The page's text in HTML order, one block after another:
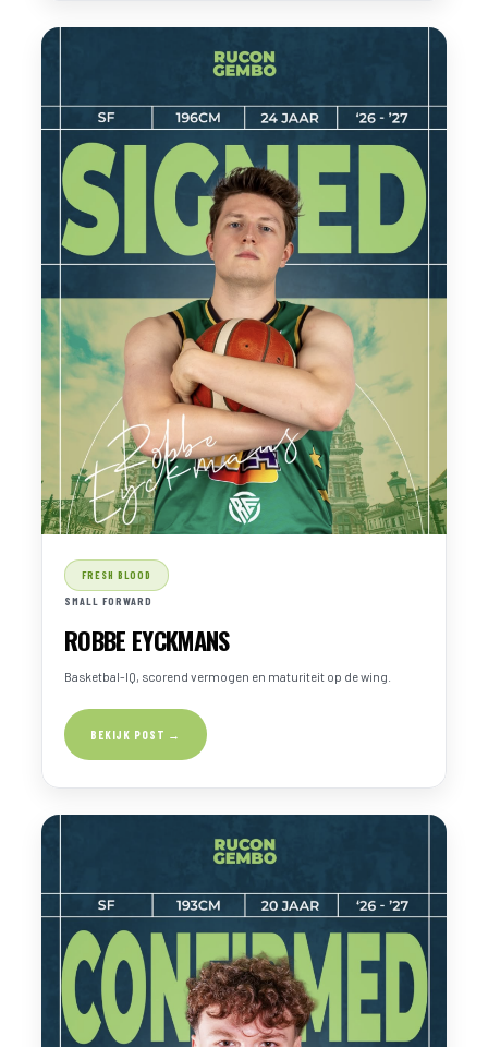
FRESH BLOOD
SMALL FORWARD
ROBBE EYCKMANS
Basketbal-IQ, scorend vermogen en maturiteit op de wing.
BEKIJK POST →